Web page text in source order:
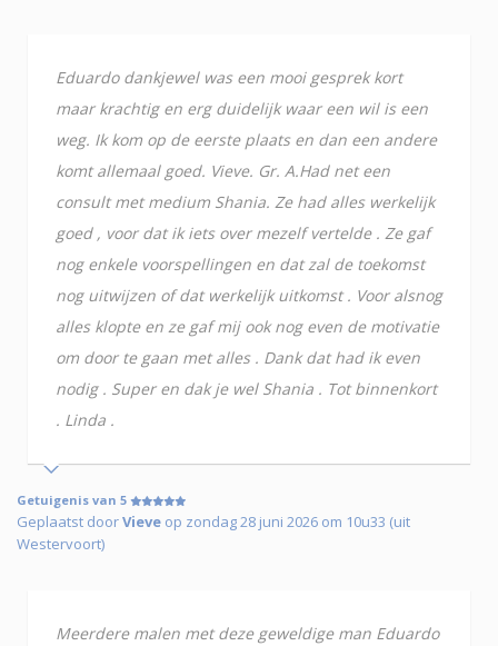
Eduardo dankjewel was een mooi gesprek kort
maar krachtig en erg duidelijk waar een wil is een
weg. Ik kom op de eerste plaats en dan een andere
komt allemaal goed. Vieve. Gr. A.Had net een
consult met medium Shania. Ze had alles werkelijk
goed , voor dat ik iets over mezelf vertelde . Ze gaf
nog enkele voorspellingen en dat zal de toekomst
nog uitwijzen of dat werkelijk uitkomst . Voor alsnog
alles klopte en ze gaf mij ook nog even de motivatie
om door te gaan met alles . Dank dat had ik even
nodig . Super en dak je wel Shania . Tot binnenkort
. Linda .
Getuigenis van 5
Geplaatst doorVieve op zondag 28 juni 2026 om 10u33 (uit
Westervoort)
Meerdere malen met deze geweldige man Eduardo